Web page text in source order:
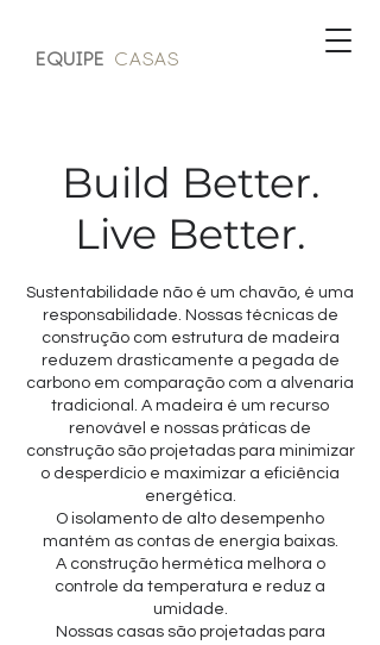
EQUIPE Casas
Build Better.
Live Better.
Sustentabilidade não é um chavão, é uma
responsabilidade. Nossas técnicas de
construção com estrutura de madeira
reduzem drasticamente a pegada de
carbono em comparação com a alvenaria
tradicional. A madeira é um recurso
renovável e nossas práticas de
construção são projetadas para minimizar
o desperdício e maximizar a eficiência
energética.
O isolamento de alto desempenho
mantém as contas de energia baixas.
A construção hermética melhora o
controle da temperatura e reduz a
umidade.
Nossas casas são projetadas para